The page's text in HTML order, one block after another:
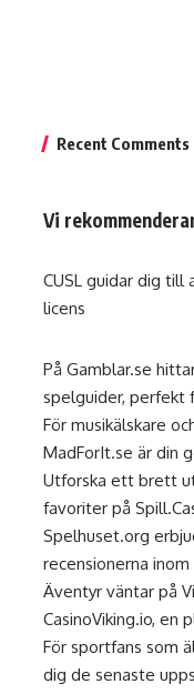
Recent Comments
Vi
CUSL guidar dig till
licens
På Gamblar.se
spelguider, perfekt
För musikälskare
MadForIt.se är din
Utforska ett brett
favoriter på
Spelhuset.org
recensionerna
Äventyr väntar på
CasinoViking.io, en
För sportfans som
dig de senaste